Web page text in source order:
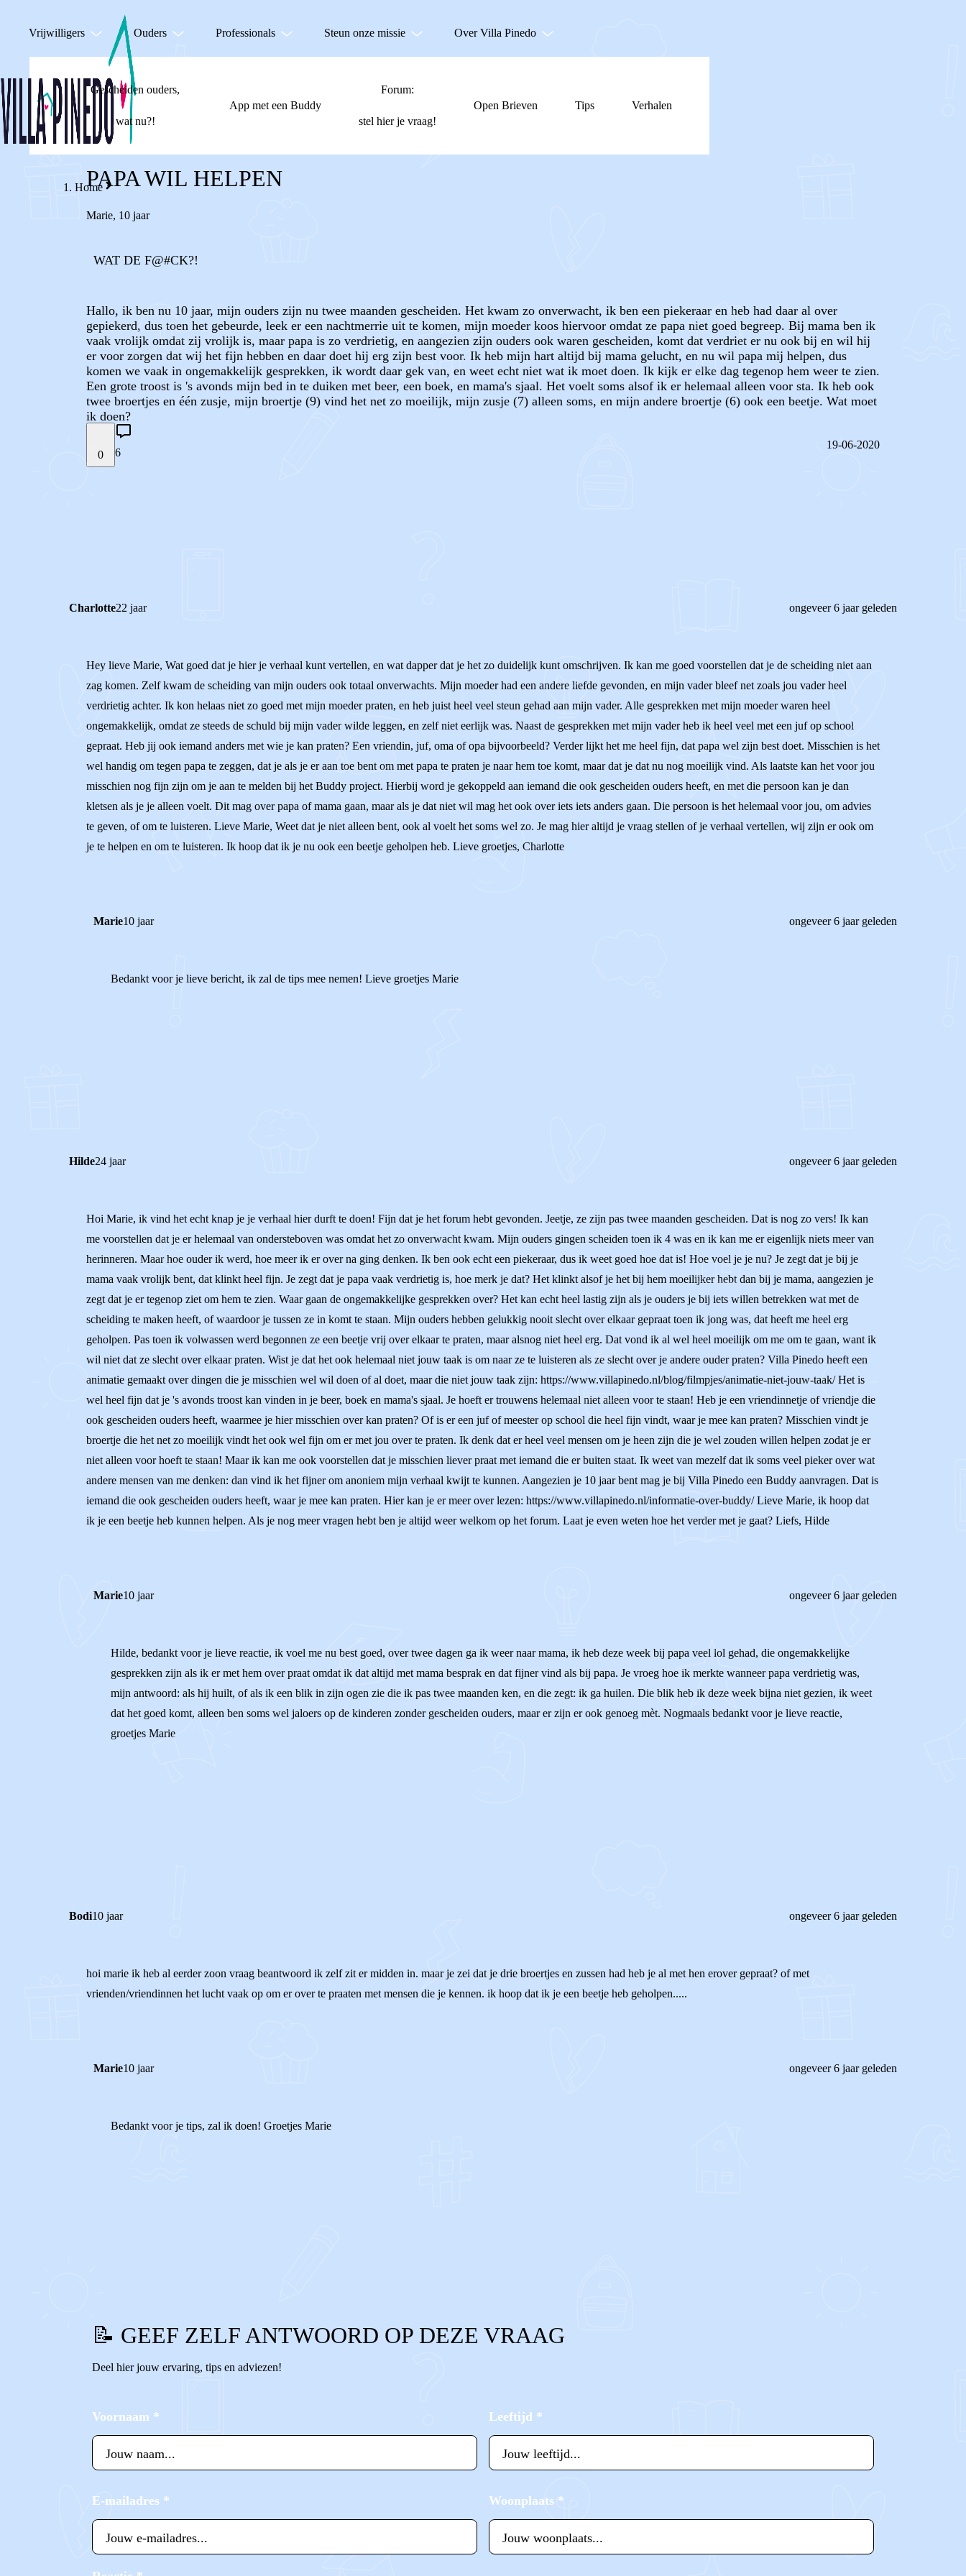
Vrijwilligers Ouders Professionals Steun onze missie Over Villa Pinedo
Gescheiden ouders,
wat nu?!
App met een Buddy
Forum:
stel hier je vraag!
Open Brieven Tips Verhalen
Home
PAPA WIL HELPEN
Marie, 10 jaar
WAT DE F@#CK?!
Hallo, ik ben nu 10 jaar, mijn ouders zijn nu twee maanden gescheiden. Het kwam zo onverwacht, ik ben een piekeraar en heb had daar al over
gepiekerd, dus toen het gebeurde, leek er een nachtmerrie uit te komen, mijn moeder koos hiervoor omdat ze papa niet goed begreep. Bij mama ben ik
vaak vrolijk omdat zij vrolijk is, maar papa is zo verdrietig, en aangezien zijn ouders ook waren gescheiden, komt dat verdriet er nu ook bij en wil hij
er voor zorgen dat wij het fijn hebben en daar doet hij erg zijn best voor. Ik heb mijn hart altijd bij mama gelucht, en nu wil papa mij helpen, dus
komen we vaak in ongemakkelijk gesprekken, ik wordt daar gek van, en weet echt niet wat ik moet doen. Ik kijk er elke dag tegenop hem weer te zien.
Een grote troost is 's avonds mijn bed in te duiken met beer, een boek, en mama's sjaal. Het voelt soms alsof ik er helemaal alleen voor sta. Ik heb ook
twee broertjes en één zusje, mijn broertje (9) vind het net zo moeilijk, mijn zusje (7) alleen soms, en mijn andere broertje (6) ook een beetje. Wat moet
ik doen?
0 6
19-06-2020
Charlotte22 jaar ongeveer 6 jaar geleden
Hey lieve Marie, Wat goed dat je hier je verhaal kunt vertellen, en wat dapper dat je het zo duidelijk kunt omschrijven. Ik kan me goed voorstellen dat je de scheiding niet aan
zag komen. Zelf kwam de scheiding van mijn ouders ook totaal onverwachts. Mijn moeder had een andere liefde gevonden, en mijn vader bleef net zoals jou vader heel
verdrietig achter. Ik kon helaas niet zo goed met mijn moeder praten, en heb juist heel veel steun gehad aan mijn vader. Alle gesprekken met mijn moeder waren heel
ongemakkelijk, omdat ze steeds de schuld bij mijn vader wilde leggen, en zelf niet eerlijk was. Naast de gesprekken met mijn vader heb ik heel veel met een juf op school
gepraat. Heb jij ook iemand anders met wie je kan praten? Een vriendin, juf, oma of opa bijvoorbeeld? Verder lijkt het me heel fijn, dat papa wel zijn best doet. Misschien is het
wel handig om tegen papa te zeggen, dat je als je er aan toe bent om met papa te praten je naar hem toe komt, maar dat je dat nu nog moeilijk vind. Als laatste kan het voor jou
misschien nog fijn zijn om je aan te melden bij het Buddy project. Hierbij word je gekoppeld aan iemand die ook gescheiden ouders heeft, en met die persoon kan je dan
kletsen als je je alleen voelt. Dit mag over papa of mama gaan, maar als je dat niet wil mag het ook over iets iets anders gaan. Die persoon is het helemaal voor jou, om advies
te geven, of om te luisteren. Lieve Marie, Weet dat je niet alleen bent, ook al voelt het soms wel zo. Je mag hier altijd je vraag stellen of je verhaal vertellen, wij zijn er ook om
je te helpen en om te luisteren. Ik hoop dat ik je nu ook een beetje geholpen heb. Lieve groetjes, Charlotte
Marie10 jaar ongeveer 6 jaar geleden
Bedankt voor je lieve bericht, ik zal de tips mee nemen! Lieve groetjes Marie
Hilde24 jaar ongeveer 6 jaar geleden
Hoi Marie, ik vind het echt knap je je verhaal hier durft te doen! Fijn dat je het forum hebt gevonden. Jeetje, ze zijn pas twee maanden gescheiden. Dat is nog zo vers! Ik kan
me voorstellen dat je er helemaal van ondersteboven was omdat het zo onverwacht kwam. Mijn ouders gingen scheiden toen ik 4 was en ik kan me er eigenlijk niets meer van
herinneren. Maar hoe ouder ik werd, hoe meer ik er over na ging denken. Ik ben ook echt een piekeraar, dus ik weet goed hoe dat is! Hoe voel je je nu? Je zegt dat je bij je
mama vaak vrolijk bent, dat klinkt heel fijn. Je zegt dat je papa vaak verdrietig is, hoe merk je dat? Het klinkt alsof je het bij hem moeilijker hebt dan bij je mama, aangezien je
zegt dat je er tegenop ziet om hem te zien. Waar gaan de ongemakkelijke gesprekken over? Het kan echt heel lastig zijn als je ouders je bij iets willen betrekken wat met de
scheiding te maken heeft, of waardoor je tussen ze in komt te staan. Mijn ouders hebben gelukkig nooit slecht over elkaar gepraat toen ik jong was, dat heeft me heel erg
geholpen. Pas toen ik volwassen werd begonnen ze een beetje vrij over elkaar te praten, maar alsnog niet heel erg. Dat vond ik al wel heel moeilijk om me om te gaan, want ik
wil niet dat ze slecht over elkaar praten. Wist je dat het ook helemaal niet jouw taak is om naar ze te luisteren als ze slecht over je andere ouder praten? Villa Pinedo heeft een
animatie gemaakt over dingen die je misschien wel wil doen of al doet, maar die niet jouw taak zijn: https://www.villapinedo.nl/blog/filmpjes/animatie-niet-jouw-taak/ Het is
wel heel fijn dat je 's avonds troost kan vinden in je beer, boek en mama's sjaal. Je hoeft er trouwens helemaal niet alleen voor te staan! Heb je een vriendinnetje of vriendje die
ook gescheiden ouders heeft, waarmee je hier misschien over kan praten? Of is er een juf of meester op school die heel fijn vindt, waar je mee kan praten? Misschien vindt je
broertje die het net zo moeilijk vindt het ook wel fijn om er met jou over te praten. Ik denk dat er heel veel mensen om je heen zijn die je wel zouden willen helpen zodat je er
niet alleen voor hoeft te staan! Maar ik kan me ook voorstellen dat je misschien liever praat met iemand die er buiten staat. Ik weet van mezelf dat ik soms veel pieker over wat
andere mensen van me denken: dan vind ik het fijner om anoniem mijn verhaal kwijt te kunnen. Aangezien je 10 jaar bent mag je bij Villa Pinedo een Buddy aanvragen. Dat is
iemand die ook gescheiden ouders heeft, waar je mee kan praten. Hier kan je er meer over lezen: https://www.villapinedo.nl/informatie-over-buddy/ Lieve Marie, ik hoop dat
ik je een beetje heb kunnen helpen. Als je nog meer vragen hebt ben je altijd weer welkom op het forum. Laat je even weten hoe het verder met je gaat? Liefs, Hilde
Marie10 jaar ongeveer 6 jaar geleden
Hilde, bedankt voor je lieve reactie, ik voel me nu best goed, over twee dagen ga ik weer naar mama, ik heb deze week bij papa veel lol gehad, die ongemakkelijke
gesprekken zijn als ik er met hem over praat omdat ik dat altijd met mama besprak en dat fijner vind als bij papa. Je vroeg hoe ik merkte wanneer papa verdrietig was,
mijn antwoord: als hij huilt, of als ik een blik in zijn ogen zie die ik pas twee maanden ken, en die zegt: ik ga huilen. Die blik heb ik deze week bijna niet gezien, ik weet
dat het goed komt, alleen ben soms wel jaloers op de kinderen zonder gescheiden ouders, maar er zijn er ook genoeg mèt. Nogmaals bedankt voor je lieve reactie,
groetjes Marie
Bodi10 jaar ongeveer 6 jaar geleden
hoi marie ik heb al eerder zoon vraag beantwoord ik zelf zit er midden in. maar je zei dat je drie broertjes en zussen had heb je al met hen erover gepraat? of met
vrienden/vriendinnen het lucht vaak op om er over te praaten met mensen die je kennen. ik hoop dat ik je een beetje heb geholpen.....
Marie10 jaar ongeveer 6 jaar geleden
Bedankt voor je tips, zal ik doen! Groetjes Marie
📝 GEEF ZELF ANTWOORD OP DEZE VRAAG
Deel hier jouw ervaring, tips en adviezen!
Voornaam * Leeftijd *
E-mailadres * Woonplaats *